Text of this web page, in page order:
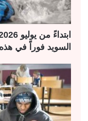
السويد فوراً في